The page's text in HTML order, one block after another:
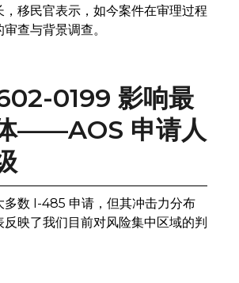
，移民官表示，如今案件在审理过程
查与背景调查。
0199 影响最
——AOS 申请人
多数 I-485 申请，但其冲击力分布
反映了我们目前对风险集中区域的判